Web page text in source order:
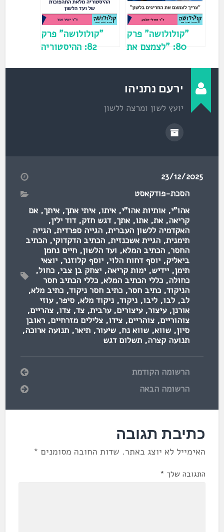
ן
ח
ד
ש
)
"קולולושה" פרק
80: "לצמצם את
אורלי אלבק
"קולולושה" פרק
82: ההיסטוריה
ירעם נתניהו
יועץ לשון ומרצה ללשון
23/12/2025
הסכת-פודקאסט
אהו"י,אותיות אהו"י,איתו,איתי אתך,איתך,אם
קריאה,את,אתו,אתך,דגש חזק,דוד ילין,
האקדמיה ללשון העברית,הגייה ספרדית,הגייה
תימנית,הגיית אשכנזית,הכתיב הדקדוקי,הכתיב
החסר,הכתיב המלא, ועד הלשון,חיים נחמן
ביאליק,יוסף דחוח הלוי,יוסף קלוזנר,יוצאי
תימן,יידיש,ימות קריאה,יצחק בן צבי,כחול,
כחולה,כללי הכתיב המלא,כללי הכתיב חסר
הניקוד,כתיב חסר,כתיב חסר ניקוד,כתיב מלא,
לב,לבו,ליבו,ניקוד,ניקוד מלא,סיפר,עוזי
אורנן,עיצור,עיצורים,ערבית,צד,צדו,צהריים,
צוהוריים,צוהריים,צידו,צלילים מזרחיים,ראובן
סיון,שווא,שווא נח,שיעור,תיאר,תנועה ארוכה,
תנועה קצרה,תשלום דגש
הרשומה הקודמת
הרשומה הבאה
כתיבת תגובה
האימייל לא יוצג באתר. שדות החובה מסומנים *
התגובה שלך *